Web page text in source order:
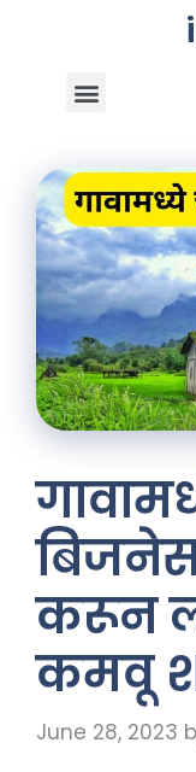
करून
कमवू
June 28, 2023